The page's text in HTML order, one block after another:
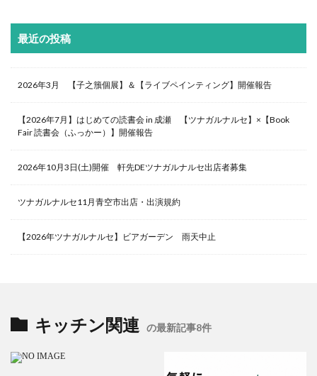
最近の投稿
2026年3月 【子之籏個展】＆【ライブペインティング】開催報告
【2026年7月】はじめての読書会 in 成瀬 【ツナガルナルセ】×【Book
Fair 読書会（ふっかー）】開催報告
2026年10月3日(土)開催 軒先DEツナガルナルセ出店者募集
ツナガルナルセ11月青空市出店・出演規約
【2026年ツナガルナルセ】ビアガーデン 雨天中止
キッチン関連 の最新記事8件